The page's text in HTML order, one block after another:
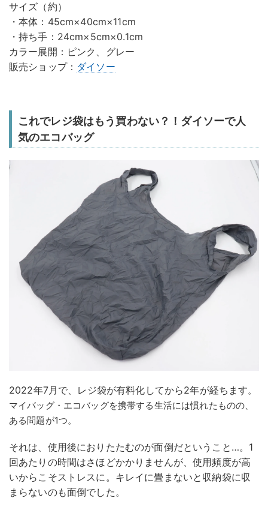
サイズ（約）
・本体：45cm×40cm×11cm
・持ち手：24cm×5cm×0.1cm
カラー展開：ピンク、グレー
販売ショップ： ダイソー
これでレジ袋はもう買わない？！ダイソーで人
気のエコバッグ
2022年7月で、レジ袋が有料化してから2年が経ちます。
マイバッグ・エコバッグを携帯する生活には慣れたものの、
ある問題が1つ。
それは、使用後におりたたむのが面倒だということ…。1
回あたりの時間はさほどかかりませんが、使用頻度が高
いからこそストレスに。キレイに畳まないと収納袋に収
まらないのも面倒でした。